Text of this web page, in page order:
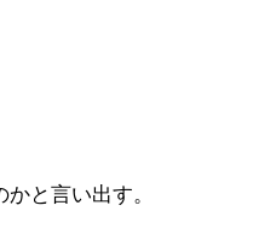
と言い出す。